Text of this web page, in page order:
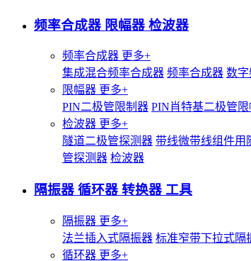
频率合成器 限幅器 检波器
频率合成器 更多+
集成混合频率合成器 频率合成器 数
限幅器 更多+
PIN二极管限制器 PIN肖特基二极管
检波器 更多+
隧道二极管探测器 带线微带线组件用
管探测器 检波器
隔振器 循环器 转换器 工具
隔振器 更多+
法兰插入式隔振器 标准窄带下拉式隔
循环器 更多+